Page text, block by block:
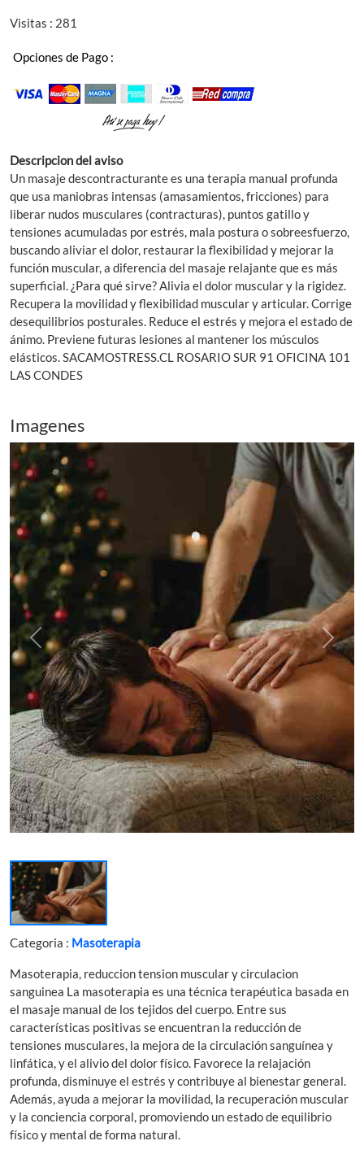
Visitas : 281
Opciones de Pago :
Descripcion del aviso
Un masaje descontracturante es una terapia manual profunda
que usa maniobras intensas (amasamientos, fricciones) para
liberar nudos musculares (contracturas), puntos gatillo y
tensiones acumuladas por estrés, mala postura o sobreesfuerzo,
buscando aliviar el dolor, restaurar la flexibilidad y mejorar la
función muscular, a diferencia del masaje relajante que es más
superficial. ¿Para qué sirve? Alivia el dolor muscular y la rigidez.
Recupera la movilidad y flexibilidad muscular y articular. Corrige
desequilibrios posturales. Reduce el estrés y mejora el estado de
ánimo. Previene futuras lesiones al mantener los músculos
elásticos. SACAMOSTRESS.CL ROSARIO SUR 91 OFICINA 101
LAS CONDES
Imagenes
Categoria : Masoterapia
Masoterapia, reduccion tension muscular y circulacion
sanguinea La masoterapia es una técnica terapéutica basada en
el masaje manual de los tejidos del cuerpo. Entre sus
características positivas se encuentran la reducción de
tensiones musculares, la mejora de la circulación sanguínea y
linfática, y el alivio del dolor físico. Favorece la relajación
profunda, disminuye el estrés y contribuye al bienestar general.
Además, ayuda a mejorar la movilidad, la recuperación muscular
y la conciencia corporal, promoviendo un estado de equilibrio
físico y mental de forma natural.